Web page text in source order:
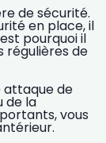
de sécurité.
en place, il
pourquoi il
régulières de
attaque de
de la
vous